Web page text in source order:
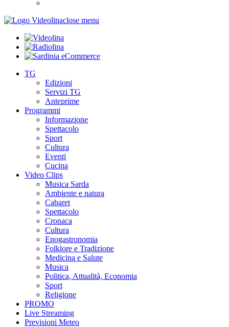
close menu
TG
Edizioni
Servizi TG
Anteprime
Programmi
Informazione
Spettacolo
Sport
Cultura
Eventi
Cucina
Video Clips
Musica Sarda
Ambiente e natura
Cabaret
Spettacolo
Cronaca
Cultura
Enogastronomia
Folklore e Tradizione
Medicina e Salute
Musica
Politica, Attualità, Economia
Sport
Religione
PROMO
Live Streaming
Previsioni Meteo